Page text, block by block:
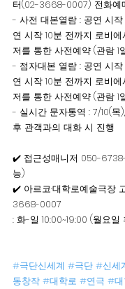
터(02-3668-0007) 전화예
- 사전 대본열람 : 공연 시
연 시작 10분 전까지 로비
저를 통한 사전예약 (관람 1
- 점자대본 열람 : 공연 시
연 시작 10분 전까지 로비
저를 통한 사전예약 (관람 1
- 실시간 문자통역 : 7/10(목
후 관객과의 대화 시 진행
✔️ 접근성매니저 050-
능)
✔️ 아르코·대학로예술극장
3668-0007
: 화-일 10:00~19:00 (월요일
#극단신세계 #극단 #신세
동창작 #대학로 #연극 #대